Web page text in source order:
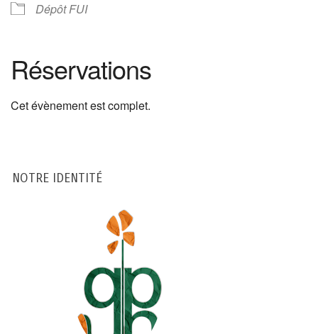
Dépôt FUI
Réservations
Cet évènement est complet.
NOTRE IDENTITÉ